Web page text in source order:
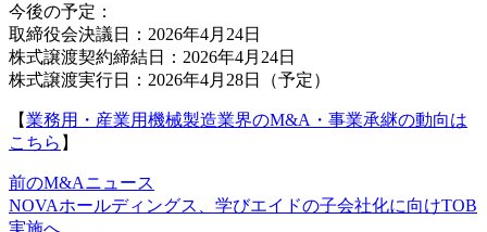
今後の予定：
取締役会決議日：2026年4月24日
株式譲渡契約締結日：2026年4月24日
株式譲渡実行日：2026年4月28日（予定）
【業務用・産業用機械製造業界のM&A・事業承継の動向は
こちら 】
前のM&Aニュース
NOVAホールディングス、学びエイドの子会社化に向けTOB
実施へ